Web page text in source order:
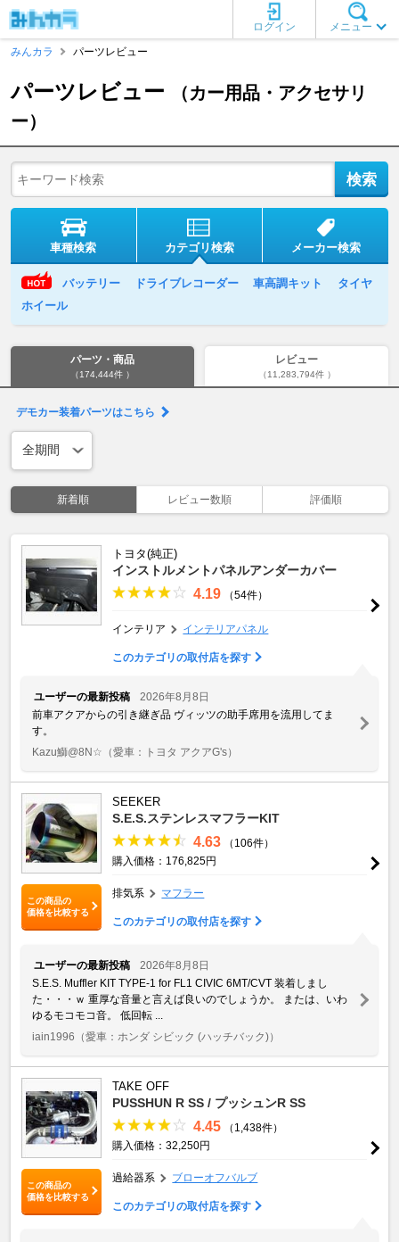
メニュー
ログイン
みんカラ
パーツレビュー
パーツレビュー
（カー用品・アクセサリ
ー）
車種検索 カテゴリ検索 メーカー検索
バッテリー ドライブレコーダー 車高調キット
タイヤ
ホイール
パーツ・商品
（174,444件 ）
レビュー
（11,283,794件 ）
デモカー装着パーツはこちら
新着順 レビュー数順 評価順
トヨタ(純正)
インストルメントパネルアンダーカバー
4.19 （54件）
インテリア インテリアパネル
このカテゴリの取付店を探す
ユーザーの最新投稿
2026年8月8日
前車アクアからの引き継ぎ品 ヴィッツの助手席用を流用してま
す。
Kazu鰤@8N☆ （愛車：トヨタ アクアG's）
この商品の
価格を比較する
SEEKER
S.E.S.ステンレスマフラーKIT
4.63
（106件）
購入価格：176,825円
排気系 マフラー
このカテゴリの取付店を探す
ユーザーの最新投稿
2026年8月8日
S.E.S. Muffler KIT TYPE-1 for FL1 CIVIC 6MT/CVT 装着しまし
た・・・ｗ 重厚な音量と言えば良いのでしょうか。 または、いわ
ゆるモコモコ音。 低回転 ...
iain1996 （愛車：ホンダ シビック (ハッチバック)）
この商品の
価格を比較する
TAKE OFF
PUSSHUN R SS / プッシュンR SS
4.45
（1,438件）
購入価格：32,250円
過給器系 ブローオフバルブ
このカテゴリの取付店を探す